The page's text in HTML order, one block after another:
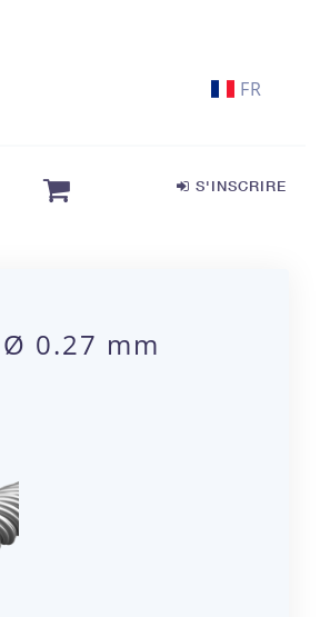
FR
S'INSCRIRE
0.27 mm